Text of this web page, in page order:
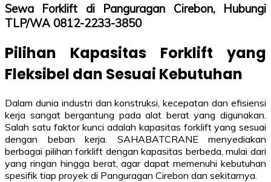
Sewa Forklift di Panguragan Cirebon, Hubungi
TLP/WA 0812-2233-3850
Pilihan Kapasitas Forklift yang
Fleksibel dan Sesuai Kebutuhan
Dalam dunia industri dan konstruksi, kecepatan dan efisiensi
kerja sangat bergantung pada alat berat yang digunakan.
Salah satu faktor kunci adalah kapasitas forklift yang sesuai
dengan beban kerja. SAHABATCRANE menyediakan
berbagai pilihan forklift dengan kapasitas berbeda, mulai dari
yang ringan hingga berat, agar dapat memenuhi kebutuhan
spesifik tiap proyek di Panguragan Cirebon dan sekitarnya.